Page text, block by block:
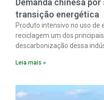
Demanda chinesa
transição energética
Produto intensivo no uso de
reciclagem um dos
descarbonização dessa
material. A produção de um
insumo, a sucata, devido,
pela matéria-prima.
Leia mais »